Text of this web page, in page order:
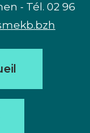
- Tél. 02 96